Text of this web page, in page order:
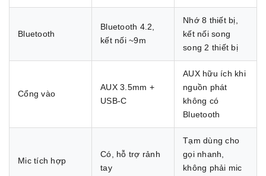
Bluetooth
Bluetooth 4.2,
kết nối ~9m
Nhớ 8 thiết bị,
kết nối song
song 2 thiết bị
Cổng vào
AUX 3.5mm +
USB-C
AUX hữu ích khi
nguồn phát
không có
Bluetooth
Mic tích hợp
Có, hỗ trợ rảnh
tay
Tạm dùng cho
gọi nhanh,
không phải mic